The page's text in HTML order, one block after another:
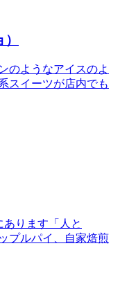
のようなアイスのよ
スイーツが店内でも
ります「人と
プルパイ、自家焙煎